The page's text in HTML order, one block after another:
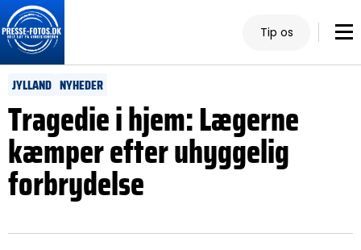
Tip os
JYLLAND NYHEDER
Tragedie i hjem: Lægerne
kæmper efter uhyggelig
forbrydelse